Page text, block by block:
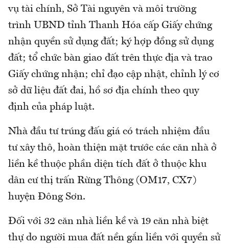
vụ tài chính, Sở Tài nguyên và môi trường
trình UBND tỉnh Thanh Hóa cấp Giấy chứng
nhận quyền sử dụng đất; ký hợp đồng sử dụng
đất; tổ chức bàn giao đất trên thực địa và trao
Giấy chứng nhận; chỉ đạo cập nhật, chỉnh lý cơ
sở dữ liệu đất đai, hồ sơ địa chính theo quy
định của pháp luật.
Nhà đầu tư trúng đấu giá có trách nhiệm đầu
tư xây thô, hoàn thiện mặt trước các căn nhà ở
liền kề thuộc phần diện tích đất ở thuộc khu
dân cư thị trấn Rừng Thông (OM17, CX7)
huyện Đông Sơn.
Đối với 32 căn nhà liền kề và 19 căn nhà biệt
thự do người mua đất nền gắn liền với quyền sử